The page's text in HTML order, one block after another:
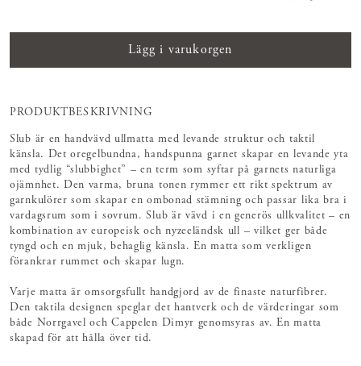
Lägg i varukorgen
PRODUKTBESKRIVNING
Slub är en handvävd ullmatta med levande struktur och taktil
känsla. Det oregelbundna, handspunna garnet skapar en levande yta
med tydlig “slubbighet” – en term som syftar på garnets naturliga
ojämnhet. Den varma, bruna tonen rymmer ett rikt spektrum av
garnkulörer som skapar en ombonad stämning och passar lika bra i
vardagsrum som i sovrum. Slub är vävd i en generös ullkvalitet – en
kombination av europeisk och nyzeeländsk ull – vilket ger både
tyngd och en mjuk, behaglig känsla. En matta som verkligen
förankrar rummet och skapar lugn.
Varje matta är omsorgsfullt handgjord av de finaste naturfibrer.
Den taktila designen speglar det hantverk och de värderingar som
både Norrgavel och Cappelen Dimyr genomsyras av. En matta
skapad för att hålla över tid.